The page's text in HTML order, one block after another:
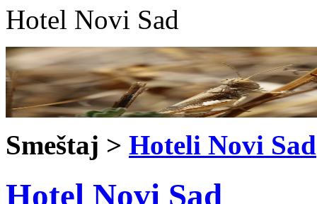
Hotel Novi Sad
Smeštaj > Hoteli Novi Sad
Hotel Novi Sad